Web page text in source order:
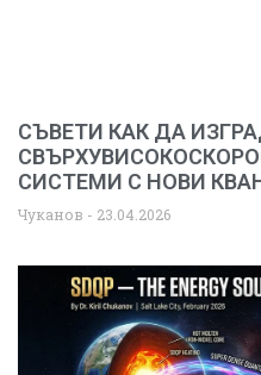
СЪВЕТИ КАК ДА
СИСТЕМИ С НОВИ
Чуканов 23.04.2026